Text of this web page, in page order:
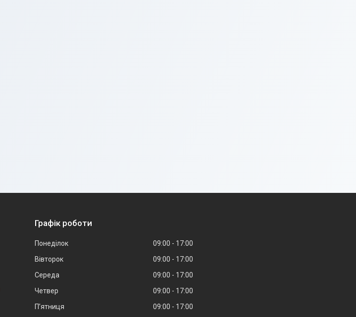
Графік роботи
Понеділок 09:00
17:00
Вівторок
09:00
17:00
Середа
09:00
17:00
Четвер
09:00
17:00
Пʼятниця
09:00 17:00